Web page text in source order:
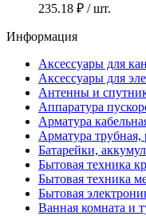
235.18 ₽ / шт.
Информация
Аксессуары для
Аксессуары для
Антенны и
Аппаратура
Арматура
Арматура трубная,
Батарейки,
Бытовая техника
Бытовая техника
Бытовая
Ванная комната и